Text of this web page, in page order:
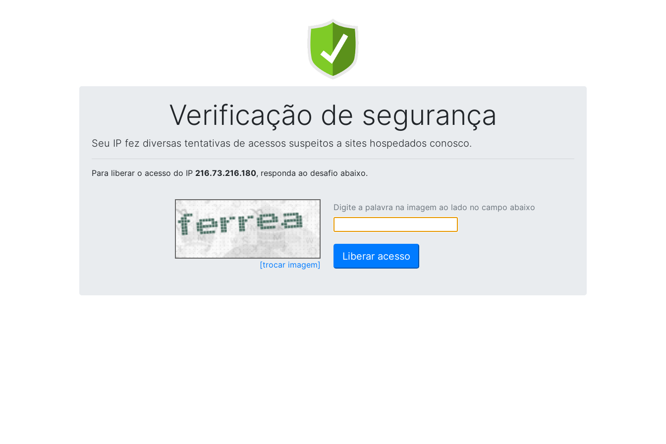
Verificação de segurança
Seu IP fez diversas tentativas de acessos suspeitos a sites hospedados conosco.
Para liberar o acesso do IP 216.73.216.180, responda ao desafio abaixo.
[trocar imagem]
Digite a palavra na imagem ao lado no campo abaixo